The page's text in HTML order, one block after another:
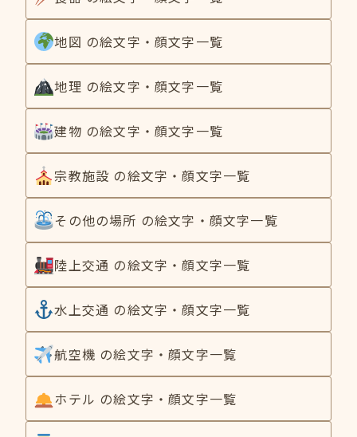
地図 の絵文字・顔文字一覧
地理 の絵文字・顔文字一覧
建物 の絵文字・顔文字一覧
宗教施設 の絵文字・顔文字一覧
その他の場所 の絵文字・顔文字一覧
陸上交通 の絵文字・顔文字一覧
水上交通 の絵文字・顔文字一覧
航空機 の絵文字・顔文字一覧
ホテル の絵文字・顔文字一覧